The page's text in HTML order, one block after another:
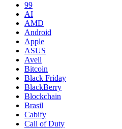
99
AI
AMD
Android
Apple
ASUS
Avell
Bitcoin
Black Friday
BlackBerry
Blockchain
Brasil
Cabify
Call of Duty